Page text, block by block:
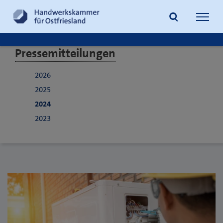
Pressemitteilungen
2026
2025
2024
2023